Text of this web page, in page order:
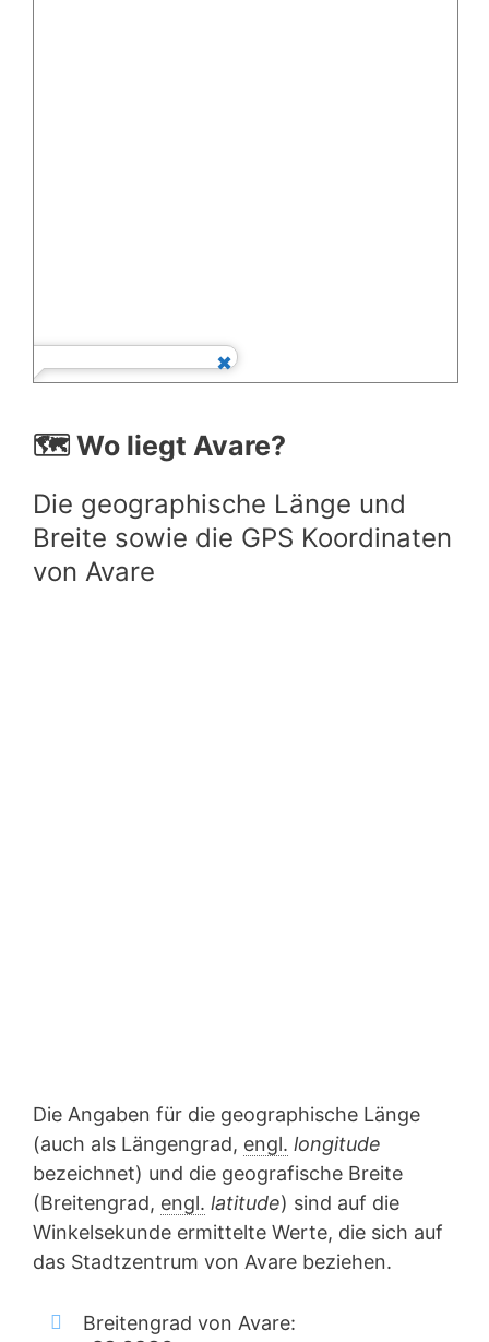
🗺️ Wo liegt Avare?
Die geographische Länge und
Breite sowie die GPS Koordinaten
von Avare
Die Angaben für die geographische Länge
(auch als Längengrad, engl. longitude
bezeichnet) und die geografische Breite
(Breitengrad, engl. latitude) sind auf die
Winkelsekunde ermittelte Werte, die sich auf
das Stadtzentrum von Avare beziehen.
Breitengrad von Avare: